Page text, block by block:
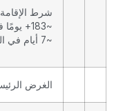
شرط الإقامة
~183+ يومًا في السنة (يجب العيش في البرتغال)
~7 أيام في السنة في المتوسط
الغرض